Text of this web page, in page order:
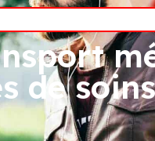
de soins